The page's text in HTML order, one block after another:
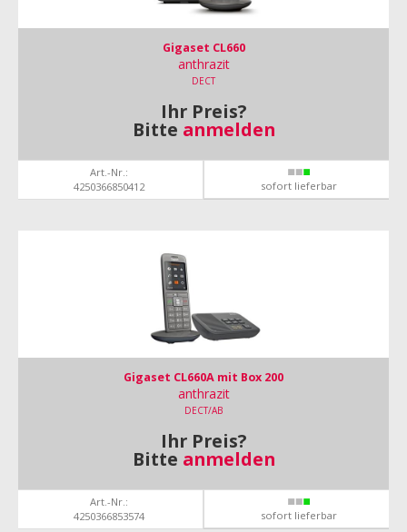
Gigaset CL660
anthrazit
DECT
Ihr Preis?
Bitte anmelden
Art.-Nr.:
4250366850412
sofort lieferbar
Gigaset CL660A mit Box 200
anthrazit
DECT/AB
Ihr Preis?
Bitte anmelden
Art.-Nr.:
4250366853574
sofort lieferbar